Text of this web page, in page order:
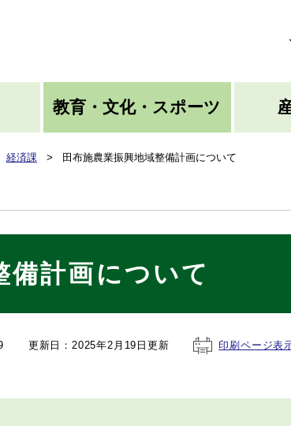
教育・文化・スポーツ
経済課 > 田布施農業振興地域整備計画について
備計画について
更新日：2025年2月19日更新 印刷ページ表